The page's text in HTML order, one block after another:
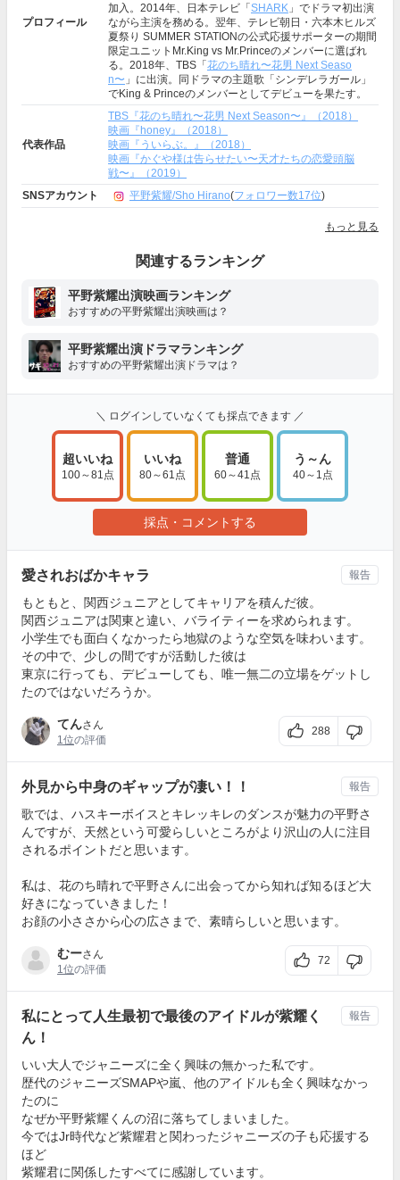
プロフィール
加入。2014年、日本テレビ「 SHARK 」でドラマ初出演
ながら主演を務める。翌年、テレビ朝日・六本木ヒルズ
夏祭り SUMMER STATIONの公式応援サポーターの期間
限定ユニットMr.King vs Mr.Princeのメンバーに選ばれ
る。2018年、TBS「 花のち晴れ〜花男 Next Seaso
n〜 」に出演。同ドラマの主題歌「シンデレラガール」
でKing & Princeのメンバーとしてデビューを果たす。
代表作品
TBS『花のち晴れ〜花男 Next Season〜』（2018）
映画『honey』（2018）
映画『ういらぶ。』（2018）
映画『かぐや様は告らせたい〜天才たちの恋愛頭脳
戦〜』（2019）
SNSアカウント
平野紫耀/Sho Hirano(フォロワー数17位)
もっと見る
関連するランキング
平野紫耀出演映画ランキング
おすすめの平野紫耀出演映画は？
平野紫耀出演ドラマランキング
おすすめの平野紫耀出演ドラマは？
＼ ログインしていなくても採点できます ／
超いいね
100～81点
いいね
80～61点
普通
60～41点
う～ん
40～1点
採点・コメントする
愛されおばかキャラ
もともと、関西ジュニアとしてキャリアを積んだ彼。
関西ジュニアは関東と違い、バライティーを求められます。
小学生でも面白くなかったら地獄のような空気を味わいます。
その中で、少しの間ですが活動した彼は
東京に行っても、デビューしても、唯一無二の立場をゲットし
たのではないだろうか。
てんさん
1位の評価
288
報告
外見から中身のギャップが凄い！！
歌では、ハスキーボイスとキレッキレのダンスが魅力の平野さ
んですが、天然という可愛らしいところがより沢山の人に注目
されるポイントだと思います。
私は、花のち晴れで平野さんに出会ってから知れば知るほど大
好きになっていきました！
お顔の小ささから心の広さまで、素晴らしいと思います。
むーさん
1位の評価
72
報告
私にとって人生最初で最後のアイドルが紫耀く
ん！
いい大人でジャニーズに全く興味の無かった私です。
歴代のジャニーズSMAPや嵐、他のアイドルも全く興味なかっ
たのに
なぜか平野紫耀くんの沼に落ちてしまいました。
今ではJr時代など紫耀君と関わったジャニーズの子も応援する
ほど
紫耀君に関係したすべてに感謝しています。
報告